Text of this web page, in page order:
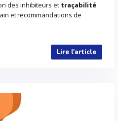
des inhibiteurs et traçabilité
et recommandations de
Lire l'article